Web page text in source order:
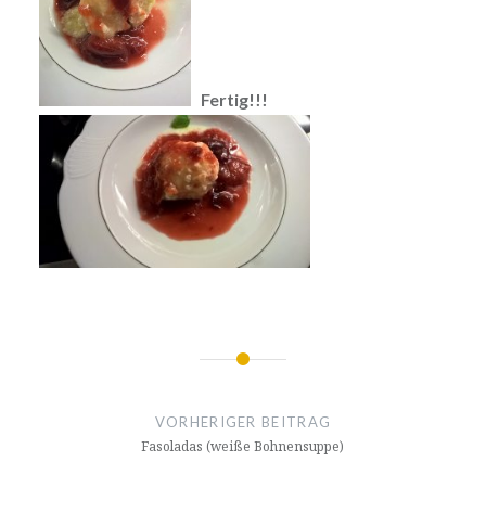
Fertig!!!
NavigationVORHERIGER BEITRAG
Fasoladas (weiße Bohnensuppe)